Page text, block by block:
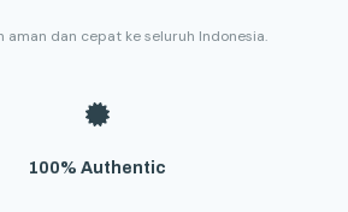
aman dan cepat ke seluruh Indonesia.
100% Authentic